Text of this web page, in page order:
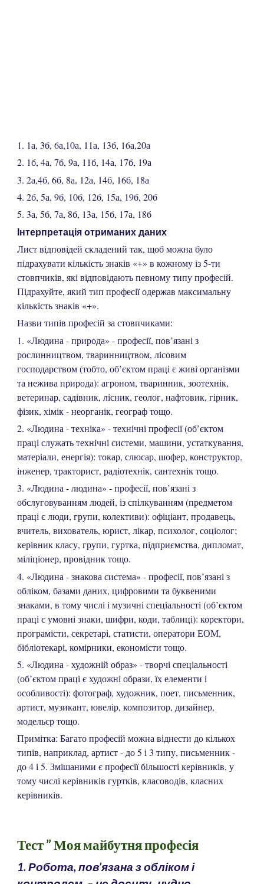
1. 1а, 3б, 6а,10а, 11а, 13б, 16а,20а
2. 1б, 4а, 7б, 9а, 11б, 14а, 17б, 19а
3. 2а,4б, 6б, 8а, 12а, 14б, 16б, 18а
4. 2б, 5а, 9б, 10б, 12б, 15а, 19б, 20б
5. 3а, 5б, 7а, 8б, 13а, 15б, 17а, 18б
Інтерпретація отриманих даних
Лист відповідей складений так, щоб можна було
підрахувати кількість знаків «+» в кожному із 5-ти
стовпчиків, які відповідають певному типу професій.
Підрахуйте, який тип професії одержав максимальну
кількість знаків «+».
Назви типів професій за стовпчиками:
1. «Людина - природа» - професії, пов’язані з
рослинництвом, тваринництвом, лісовим
господарством (тобто, об’єктом праці є живі організми
та нежива природа): агроном, тваринник, зоотехнік,
ветеринар, садівник, лісник, геолог, нафтовик, гірник,
фізик, хімік - неорганік, географ тощо.
2. «Людина - техніка» - технічні професії (об’єктом
праці служать технічні системи, машини, устаткування,
матеріали, енергія): токар, слюсар, шофер, конструктор,
інженер, тракторист, радіотехнік, сантехнік тощо.
3. «Людина - людина» - професії, пов’язані з
обслуговуванням людей, із спілкуванням (предметом
праці є люди, групи, колективи): офіціант, продавець,
вчитель, вихователь, юрист, лікар, психолог, соціолог;
керівник класу, групи, гуртка, підприємства, дипломат,
міліціонер, провідник тощо.
4. «Людина - знакова система» - професії, пов’язані з
обліком, базами даних, цифровими та буквеними
знаками, в тому числі і музичні спеціальності (об’єктом
праці є умовні знаки, шифри, коди, таблиці): коректори,
програмісти, секретарі, статисти, оператори ЕОМ,
бібліотекарі, комірники, економісти тощо.
5. «Людина - художній образ» - творчі спеціальності
(об’єктом праці є художні образи, їх елементи і
особливості): фотограф, художник, поет, письменник,
артист, музикант, ювелір, композитор, дизайнер,
модельєр тощо.
Примітка: Багато професій можна віднести до кількох
типів, наприклад, артист - до 5 і 3 типу, письменник -
до 4 і 5. Змішаними є професії більшості керівників, у
тому числі керівників гуртків, класоводів, класних
керівників.
Тест ” Моя майбутня професія
1. Робота, пов’язана з обліком і